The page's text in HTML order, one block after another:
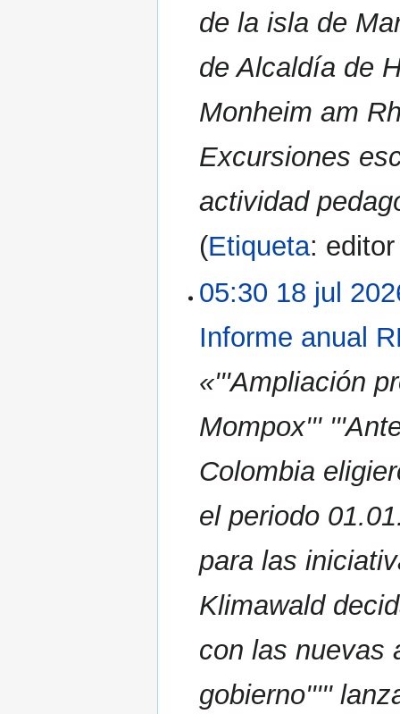
de la isla de
de Alcaldía de
Monheim am
Excursiones
actividad
Etiqueta:
05:30 18 jul
Informe anual
«'''Ampliación
Mompox'''
Colombia
el periodo
para las
Klimawald
con las nuevas
gobierno'''''